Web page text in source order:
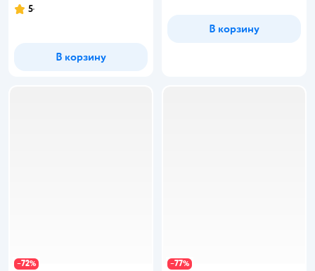
Рейтинг:
5
В корзину
В корзину
−72% −77%